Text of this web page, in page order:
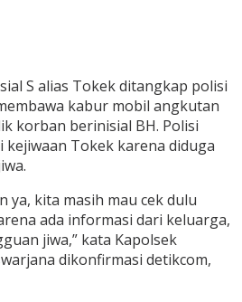
S alias Tokek ditangkap polisi
kabur mobil angkutan
korban berinisial BH. Polisi
kejiwaan Tokek karena diduga
ya, kita masih mau cek dulu
ada informasi dari keluarga,
jiwa,” kata Kapolsek
dikonfirmasi detikcom,